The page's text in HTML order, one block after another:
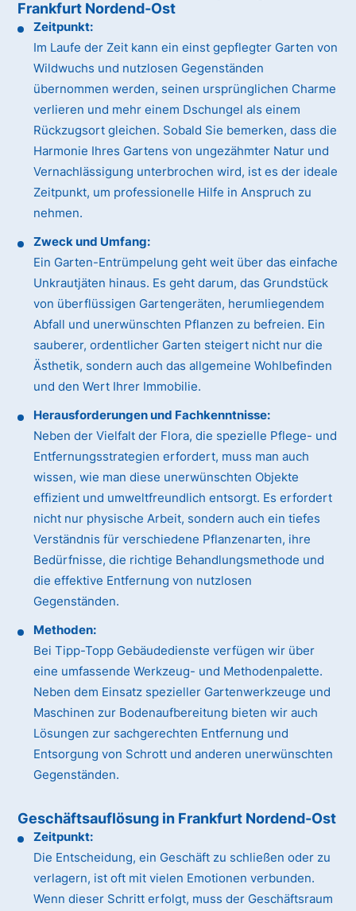
Frankfurt Nordend-Ost
Zeitpunkt:
Im Laufe der Zeit kann ein einst gepflegter Garten von
Wildwuchs und nutzlosen Gegenständen
übernommen werden, seinen ursprünglichen Charme
verlieren und mehr einem Dschungel als einem
Rückzugsort gleichen. Sobald Sie bemerken, dass die
Harmonie Ihres Gartens von ungezähmter Natur und
Vernachlässigung unterbrochen wird, ist es der ideale
Zeitpunkt, um professionelle Hilfe in Anspruch zu
nehmen.
Zweck und Umfang:
Ein Garten-Entrümpelung geht weit über das einfache
Unkrautjäten hinaus. Es geht darum, das Grundstück
von überflüssigen Gartengeräten, herumliegendem
Abfall und unerwünschten Pflanzen zu befreien. Ein
sauberer, ordentlicher Garten steigert nicht nur die
Ästhetik, sondern auch das allgemeine Wohlbefinden
und den Wert Ihrer Immobilie.
Herausforderungen und Fachkenntnisse:
Neben der Vielfalt der Flora, die spezielle Pflege- und
Entfernungsstrategien erfordert, muss man auch
wissen, wie man diese unerwünschten Objekte
effizient und umweltfreundlich entsorgt. Es erfordert
nicht nur physische Arbeit, sondern auch ein tiefes
Verständnis für verschiedene Pflanzenarten, ihre
Bedürfnisse, die richtige Behandlungsmethode und
die effektive Entfernung von nutzlosen
Gegenständen.
Methoden:
Bei Tipp-Topp Gebäudedienste verfügen wir über
eine umfassende Werkzeug- und Methodenpalette.
Neben dem Einsatz spezieller Gartenwerkzeuge und
Maschinen zur Bodenaufbereitung bieten wir auch
Lösungen zur sachgerechten Entfernung und
Entsorgung von Schrott und anderen unerwünschten
Gegenständen.
Geschäftsauflösung in Frankfurt Nordend-Ost
Zeitpunkt:
Die Entscheidung, ein Geschäft zu schließen oder zu
verlagern, ist oft mit vielen Emotionen verbunden.
Wenn dieser Schritt erfolgt, muss der Geschäftsraum